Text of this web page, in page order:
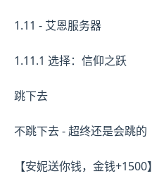
1.11 - 艾恩服务器
1.11.1 选择：信仰之跃
跳下去
不跳下去 - 超终还是会跳的
【安妮送你钱，金钱+1500】